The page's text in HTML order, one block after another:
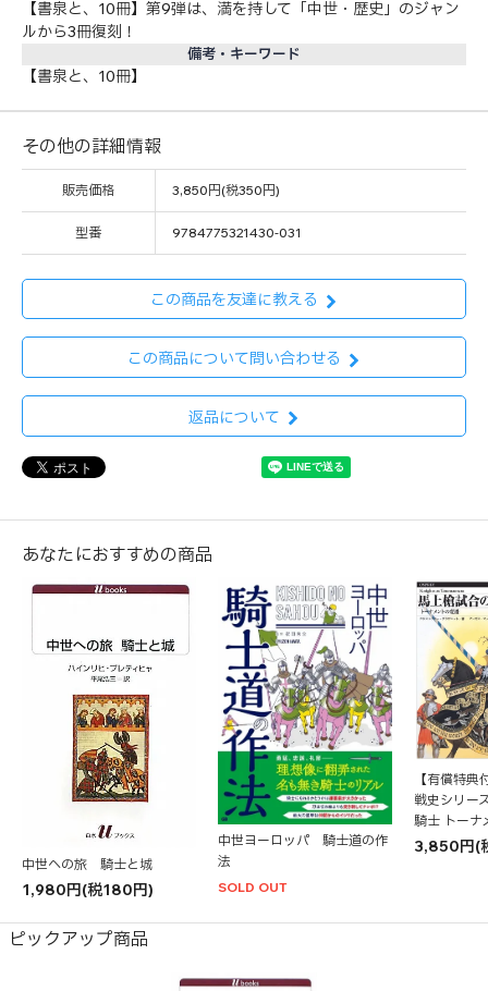
【書泉と、10冊】第9弾は、満を持して「中世・歴史」のジャン
ルから3冊復刻！
備考・キーワード
【書泉と、10冊】
その他の詳細情報
販売価格 3,850円(税350円)
型番 9784775321430-031
この商品を友達に教える
この商品について問い合わせる
返品について
あなたにおすすめの商品
中世への旅 騎士と城
1,980円(税180円)
中世ヨーロッパ 騎士道の作
法
SOLD OUT
【有償特
戦史シリー
騎士 トーナ
3,850円(
ピックアップ商品